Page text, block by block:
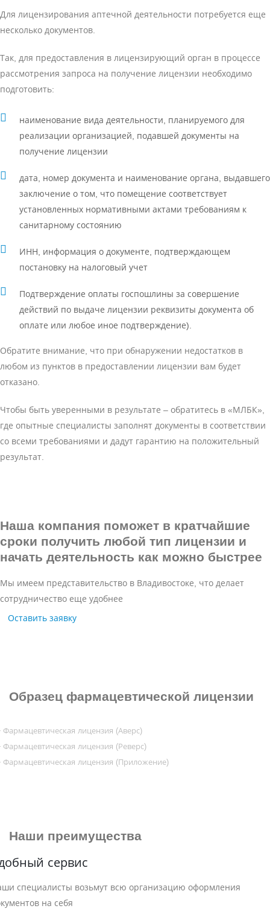
Для лицензирования аптечной деятельности потребуется еще
несколько документов.
Так, для предоставления в лицензирующий орган в процессе
рассмотрения запроса на получение лицензии необходимо
подготовить:
наименование вида деятельности, планируемого для
реализации организацией, подавшей документы на
получение лицензии
дата, номер документа и наименование органа, выдавшего
заключение о том, что помещение соответствует
установленных нормативными актами требованиям к
санитарному состоянию
ИНН, информация о документе, подтверждающем
постановку на налоговый учет
Подтверждение оплаты госпошлины за совершение
действий по выдаче лицензии реквизиты документа об
оплате или любое иное подтверждение).
Обратите внимание, что при обнаружении недостатков в
любом из пунктов в предоставлении лицензии вам будет
отказано.
Чтобы быть уверенными в результате – обратитесь в «МЛБК»,
где опытные специалисты заполнят документы в соответствии
со всеми требованиями и дадут гарантию на положительный
результат.
Наша компания поможет в кратчайшие
сроки получить любой тип лицензии и
начать деятельность как можно быстрее
Мы имеем представительство в Владивостоке, что делает
сотрудничество еще удобнее
Оставить заявку
Образец фармацевтической лицензии
Фармацевтическая лицензия (Аверс)
Фармацевтическая лицензия (Реверс)
Фармацевтическая лицензия (Приложение)
Наши преимущества
сервис
специалисты возьмут всю организацию оформления
на себя